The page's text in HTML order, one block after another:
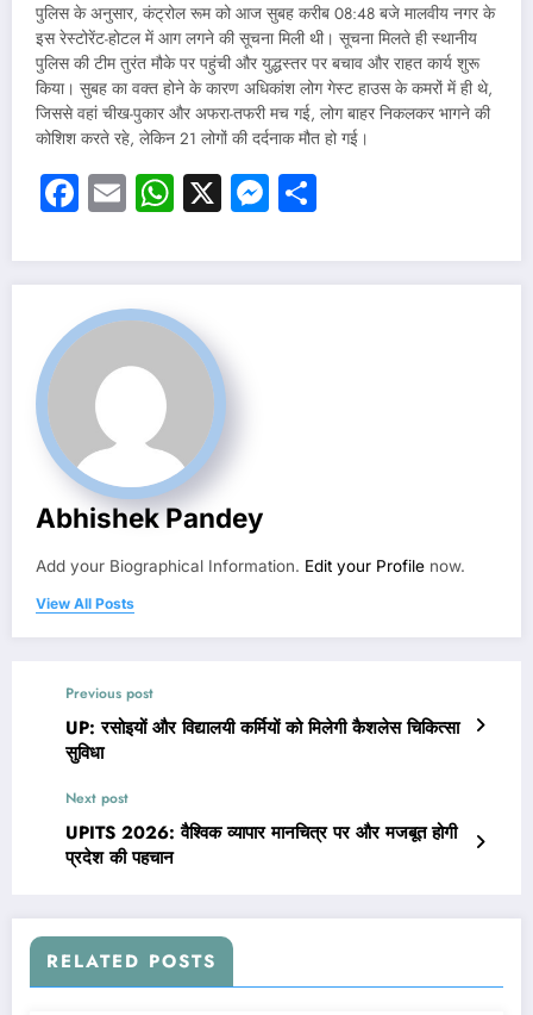
पुलिस के अनुसार, कंट्रोल रूम को आज सुबह करीब 08:48 बजे मालवीय नगर के
इस रेस्टोरेंट-होटल में आग लगने की सूचना मिली थी। सूचना मिलते ही स्थानीय
पुलिस की टीम तुरंत मौके पर पहुंची और युद्धस्तर पर बचाव और राहत कार्य शुरू
किया। सुबह का वक्त होने के कारण अधिकांश लोग गेस्ट हाउस के कमरों में ही थे,
जिससे वहां चीख-पुकार और अफरा-तफरी मच गई, लोग बाहर निकलकर भागने की
कोशिश करते रहे, लेकिन 21 लोगों की दर्दनाक मौत हो गई।
Facebook
EmailWhatsApp
X Messenger
Abhishek Pandey
Add your Biographical Information. Edit your Profile now.
View All Posts
Previous post
UP: रसोइयों और विद्यालयी कर्मियों को मिलेगी कैशलेस चिकित्सा
सुविधा
Next post
UPITS 2026: वैश्विक व्यापार मानचित्र पर और मजबूत होगी
प्रदेश की पहचान
RELATED POSTS